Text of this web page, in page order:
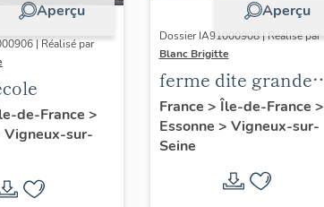
Aperçu
| Réalisé par
de-France >
Vigneux-sur-
Aperçu
Dossier IA91000908 | Réalisé par
Blanc Brigitte
ferme dite grande
ferme de Noisy
France > Île-de-France >
Essonne > Vigneux-sur-
Seine